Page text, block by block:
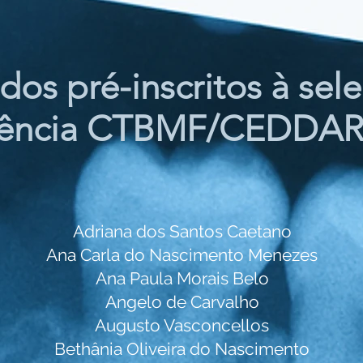
pré-inscritos à
CTBMF/
Adriana dos Santos Caetano
Ana Carla do Nascimento Menezes
Ana Paula Morais Belo
Angelo de Carvalho
Augusto Vasconcellos
Bethânia Oliveira do Nascimento